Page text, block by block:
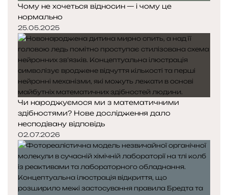
Чому не хочеться відносин — і чому це
нормально
25.05.2025
Чи народжуємося ми з математичними
здібностями? Нове дослідження дало
несподівану відповідь
02.07.2026